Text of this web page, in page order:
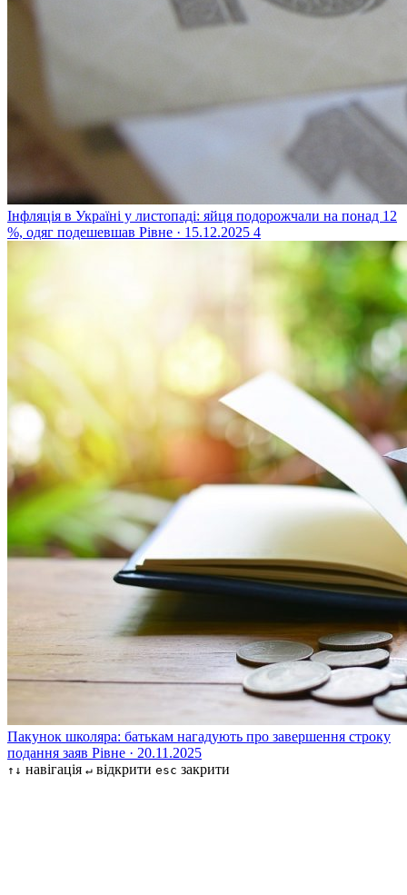
Інфляція в Україні у листопаді: яйця подорожчали на понад 12
%, одяг подешевшав Рівне · 15.12.2025 4
Пакунок школяра: батькам нагадують про завершення строку
подання заяв Рівне · 20.11.2025
↑↓ навігація ↵ відкрити esc закрити